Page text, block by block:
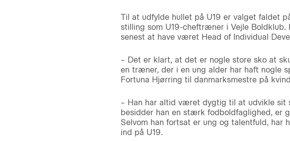
Til at udfylde hullet på U19 er valget faldet
stilling som U19-cheftræner i Vejle
senest at have været Head of Individual
– Det er klart, at det er nogle store sko at
en træner, der i en ung alder har haft nogle
Fortuna Hjørring til danmarksmestre på
– Han har altid været dygtig til at udvikle sit
besidder han en stærk fodboldfaglighed, er
Selvom han fortsat er ung og talentfuld,
ind på U19.